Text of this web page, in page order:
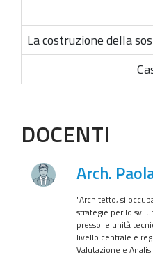
La costruzione della
DOCENTI
Arch.
"Architetto, si
strategie per lo
presso le unità
livello centrale e
Valutazione e